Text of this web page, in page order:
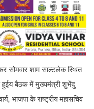
सोमवार शाम साल्टलेक स्थित
हुईय बैठक में मुख्यमंत्री शुभेंदु
भाजपा के राष्ट्रीय महासचिव